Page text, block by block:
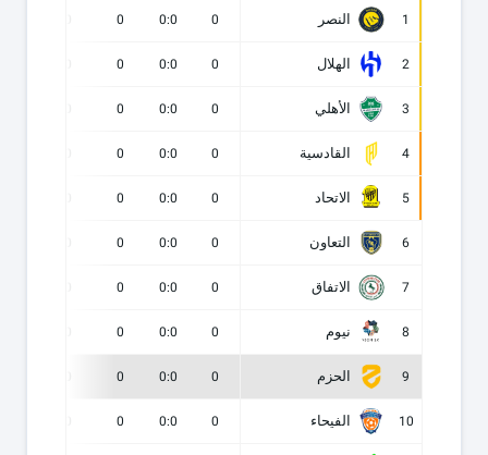
1 النصر 0
0:0
0
2 الهلال 0
0:0
0
3 الأهلي 0
0:0
0
4 القادسية 0
0:0
0
5 الاتحاد 0
0:0
0
6 التعاون 0
0:0
0
7 الاتفاق 0
0:0
0
8 نيوم 0
0:0
0
9 الحزم 0
0:0
0
10 الفيحاء 0
0:0
0